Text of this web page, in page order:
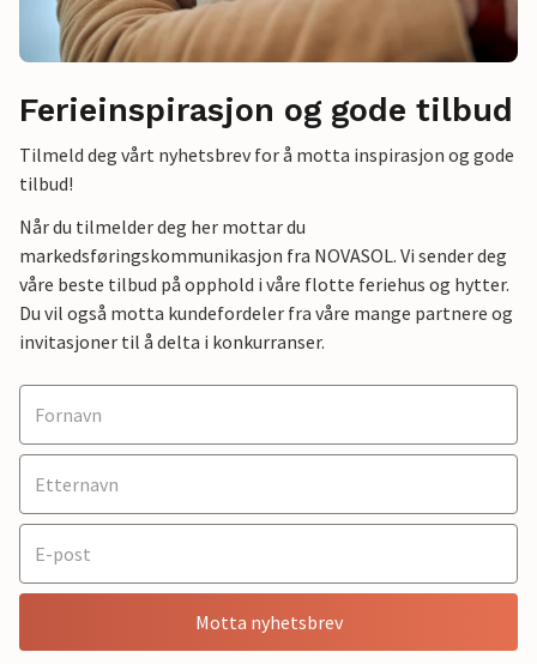
Ferieinspirasjon og gode tilbud
Tilmeld deg vårt nyhetsbrev for å motta inspirasjon og gode
tilbud!
Når du tilmelder deg her mottar du
markedsføringskommunikasjon fra NOVASOL. Vi sender deg
våre beste tilbud på opphold i våre flotte feriehus og hytter.
Du vil også motta kundefordeler fra våre mange partnere og
invitasjoner til å delta i konkurranser.
Motta nyhetsbrev